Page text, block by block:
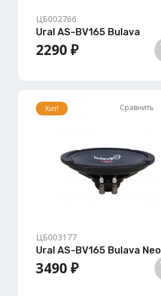
ЦБ002766
Ural AS-BV165 Bulava
2290 ₽
Хит! Сравнить
ЦБ003177
Ural AS-BV165 Bulava Neo
3490 ₽